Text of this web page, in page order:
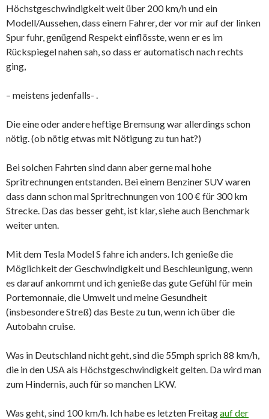
Höchstgeschwindigkeit weit über 200 km/h und ein
Modell/Aussehen, dass einem Fahrer, der vor mir auf der linken
Spur fuhr, genügend Respekt einflösste, wenn er es im
Rückspiegel nahen sah, so dass er automatisch nach rechts
ging,
– meistens jedenfalls- .
Die eine oder andere heftige Bremsung war allerdings schon
nötig. (ob nötig etwas mit Nötigung zu tun hat?)
Bei solchen Fahrten sind dann aber gerne mal hohe
Spritrechnungen entstanden. Bei einem Benziner SUV waren
dass dann schon mal Spritrechnungen von 100 € für 300 km
Strecke. Das das besser geht, ist klar, siehe auch Benchmark
weiter unten.
Mit dem Tesla Model S fahre ich anders. Ich genieße die
Möglichkeit der Geschwindigkeit und Beschleunigung, wenn
es darauf ankommt und ich genieße das gute Gefühl für mein
Portemonnaie, die Umwelt und meine Gesundheit
(insbesondere Streß) das Beste zu tun, wenn ich über die
Autobahn cruise.
Was in Deutschland nicht geht, sind die 55mph sprich 88 km/h,
die in den USA als Höchstgeschwindigkeit gelten. Da wird man
zum Hindernis, auch für so manchen LKW.
Was geht, sind 100 km/h. Ich habe es letzten Freitagauf der